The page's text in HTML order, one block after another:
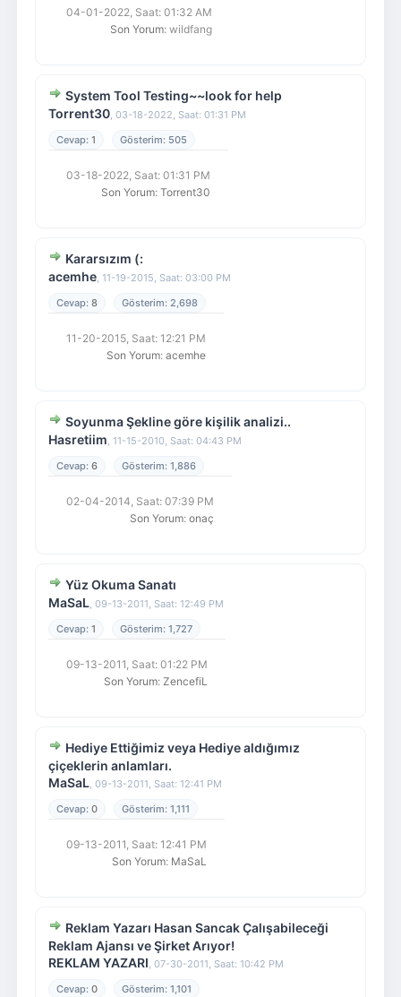
04-01-2022, Saat: 01:32 AM
Son Yorum: wildfang
System Tool Testing~~look for help
Torrent30, 03-18-2022, Saat: 01:31 PM
1
505
03-18-2022, Saat: 01:31 PM
Son Yorum: Torrent30
Kararsızım (:
acemhe, 11-19-2015, Saat: 03:00 PM
8
2,698
11-20-2015, Saat: 12:21 PM
Son Yorum: acemhe
Soyunma Şekline göre kişilik analizi..
Hasretiim, 11-15-2010, Saat: 04:43 PM
6
1,886
02-04-2014, Saat: 07:39 PM
Son Yorum: onaç
Yüz Okuma Sanatı
MaSaL, 09-13-2011, Saat: 12:49 PM
1
1,727
09-13-2011, Saat: 01:22 PM
Son Yorum: ZencefiL
Hediye Ettiğimiz veya Hediye aldığımız
çiçeklerin anlamları.
MaSaL, 09-13-2011, Saat: 12:41 PM
0
1,111
09-13-2011, Saat: 12:41 PM
Son Yorum: MaSaL
Reklam Yazarı Hasan Sancak Çalışabileceği
Reklam Ajansı ve Şirket Arıyor!
REKLAM YAZARI, 07-30-2011, Saat: 10:42 PM
0
1,101